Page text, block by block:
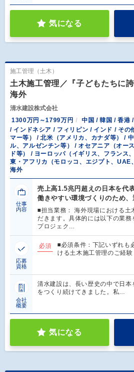
気になる
施工管理（土木）
土木施工管理／『子どもたちに
海外
清水建設株式会社
1300万円～1799万円
中国 / 韓国 / 香港
/ インドネシア / フィリピン / インド / その
マー等） / 北米（アメリカ、カナダ等） /
ル、アルゼンチン等） / オセアニア（オー
ド等） / ヨーロッパ（イギリス、フランス
東・アフリカ（モロッコ、エジプト、UAE
海外
仕事
内容
売上高1.5兆円超えの日本を代
働きやすい環境づくりのため
■担当業務： 海外現場における土
だきます。具体的には以下の業
プロジェク…
応募
資格
必須
■必須条件：下記いずれも
ける土木施工管理のご経
会社
概要
清水建設は、長い歴史の中で日
をつくり続けてきました。私…
気になる